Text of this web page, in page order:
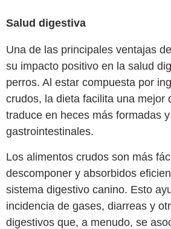
Salud digestiva
Una de las principales ventajas
su impacto positivo en la salud
perros. Al estar compuesta por
crudos, la dieta facilita una mejor
traduce en heces más formadas
gastrointestinales.
Los alimentos crudos son más
descomponer y absorbidos
sistema digestivo canino. Esto
incidencia de gases, diarreas y
digestivos que, a menudo, se